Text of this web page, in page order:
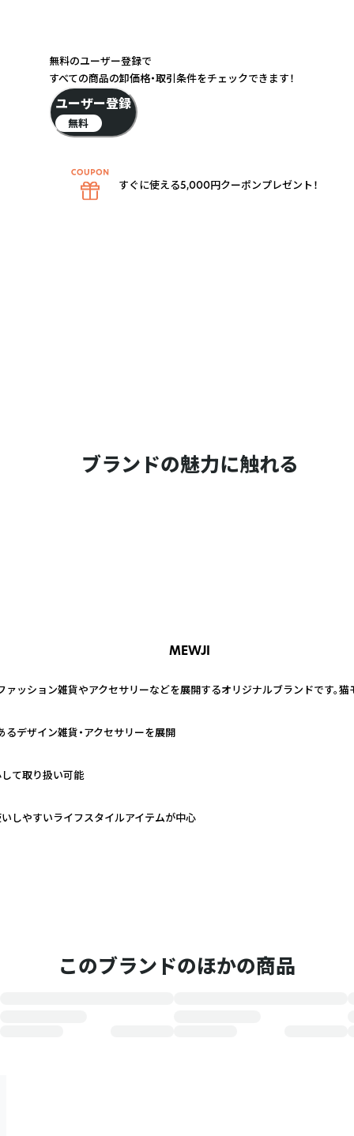
ブランドの魅力に触れる
MEWJI
ッション雑貨やアクセサリーなどを展開するオリジナルブランドです。猫
デザイン雑貨・アクセサリーを展開
て取り扱い可能
しやすいライフスタイルアイテムが中心
このブランドのほかの商品
無料のユーザー登録で
すべての商品の卸価格・取引条件をチェックできます！
ユーザー登録
無料
すぐに使える5,000円クーポンプレゼント！